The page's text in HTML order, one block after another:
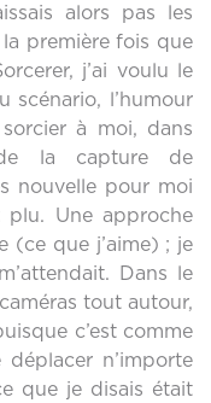
alors pas les
première fois que
j’ai voulu le
scénario, l’humour
à moi, dans
la capture de
nouvelle pour moi
plu. Une approche
(ce que j’aime) ; je
Dans le
tout autour,
c’est comme
déplacer n’importe
que je disais était